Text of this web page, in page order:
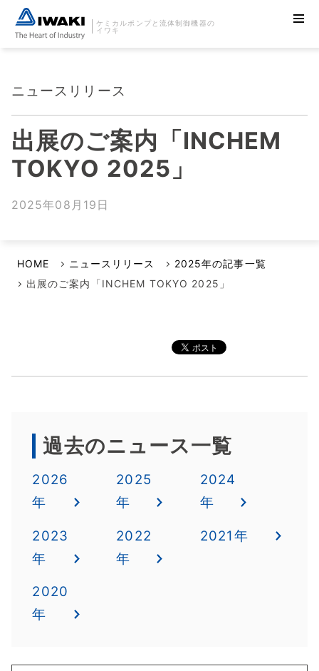
ケミカルポンプと流体制御機器の
イワキ
ニュースリリース
出展のご案内「INCHEM
TOKYO 2025」
2025年08月19日
HOME ニュースリリース
2025年の記事一覧
出展のご案内「INCHEM TOKYO 2025」
過去のニュース一覧
2026
年
2025
年
2024
年
2023
年
2022
年
2021年
2020
年